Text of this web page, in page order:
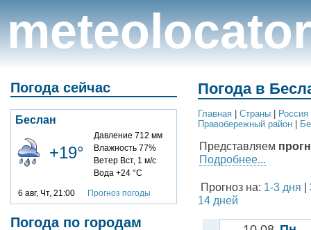
meteolocator
Погода сейчас
Беслан
+19°
Давление 712 мм
Влажность 77%
Ветер Вст, 1 м/с
Вода +24 °C
6 авг, Чт, 21:00 Прогноз погоды
Погода по городам
Погода в
Главная Cтраны Россия
Правобережный район
Представляем
Подробнее...
Прогноз на: 1-3 дня
14 дней